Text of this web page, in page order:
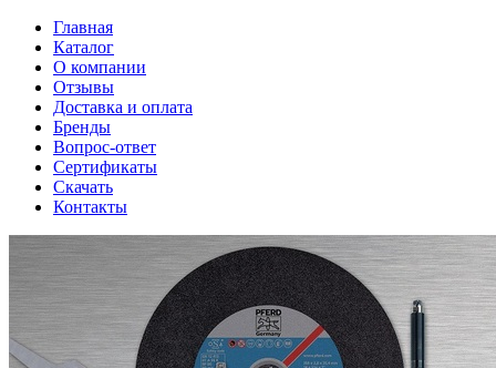
Главная
Каталог
О компании
Отзывы
Доставка и оплата
Бренды
Вопрос-ответ
Сертификаты
Скачать
Контакты